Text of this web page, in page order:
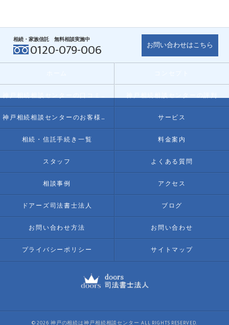
相続・家族信託 無料相談実施中
0120-079-006 お問い合わせはこちら
神戸相続相談センターの口コミ情報 神戸相続相談センターの評判
神戸相続相談センターのお客様の声 サービス
相続・信託手続き一覧 料金案内
スタッフ よくある質問
相談事例 アクセス
ドアーズ司法書士法人 ブログ
お問い合わせ方法 お問い合わせ
プライバシーポリシー サイトマップ
© 2026 神戸の相続は神戸相続相談センター ALL RIGHTS RESERVED.